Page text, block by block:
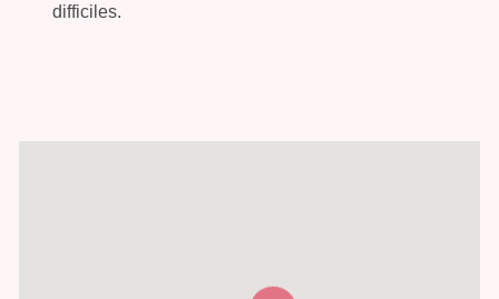
difficiles.